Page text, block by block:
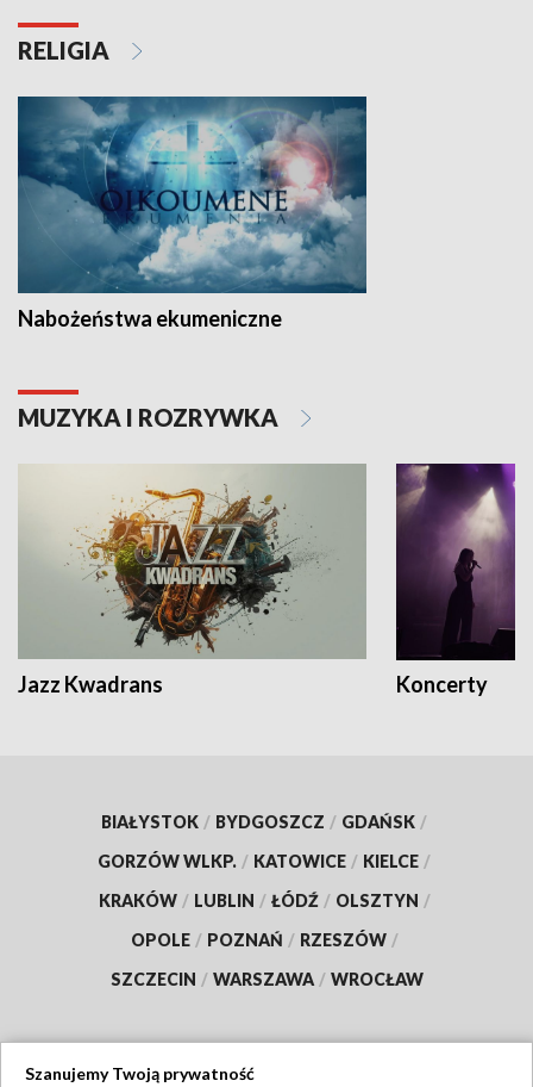
RELIGIA
Nabożeństwa ekumeniczne
MUZYKA I ROZRYWKA
Jazz Kwadrans Koncerty
BIAŁYSTOK / BYDGOSZCZ / GDAŃSK /
GORZÓW WLKP. / KATOWICE / KIELCE /
KRAKÓW / LUBLIN / ŁÓDŹ / OLSZTYN /
OPOLE / POZNAŃ / RZESZÓW /
SZCZECIN / WARSZAWA / WROCŁAW
Szanujemy Twoją prywatność